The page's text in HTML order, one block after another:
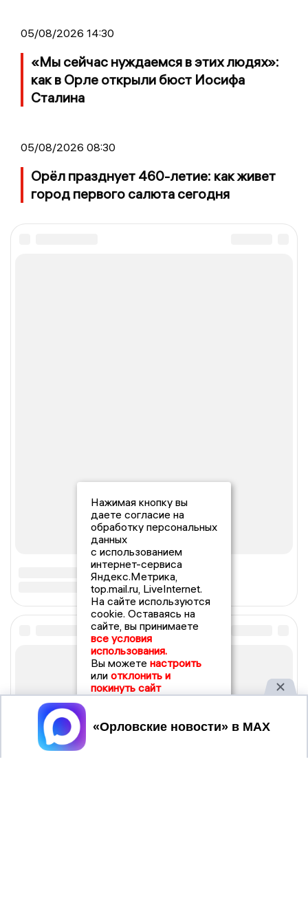
05/08/2026 14:30
«Мы сейчас нуждаемся в этих людях»:
как в Орле открыли бюст Иосифа
Сталина
05/08/2026 08:30
Орёл празднует 460-летие: как живет
город первого салюта сегодня
Нажимая кнопку вы
даете согласие на
обработку персональных
данных
с использованием
интернет-сервиса
Яндекс.Метрика,
top.mail.ru, LiveInternet.
На сайте используются
cookie. Оставаясь на
сайте, вы принимаете
все условия
использования.
Вы можете настроить
или отклонить и
покинуть сайт
Принять